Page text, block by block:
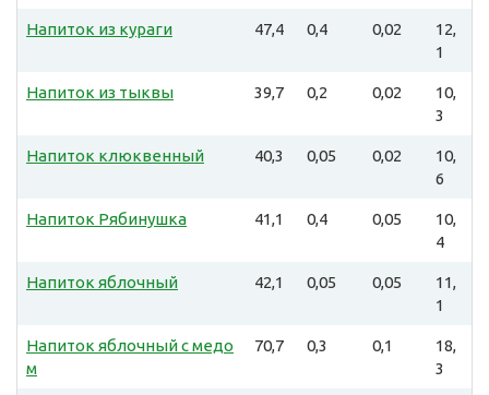
Напиток из кураги 47,4 0,4 0,02
12,
1
Напиток из тыквы 39,7 0,2 0,02
10,
3
Напиток клюквенный 40,3 0,05 0,02
10,
6
Напиток Рябинушка 41,1 0,4 0,05
10,
4
Напиток яблочный 42,1 0,05 0,05
11,
1
Напиток яблочный с медо
м
70,7 0,3 0,1
18,
3